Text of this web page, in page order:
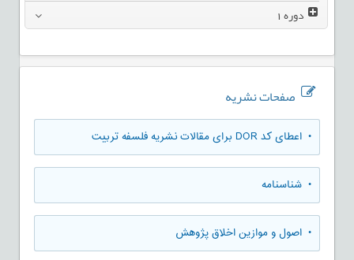
دوره1
صفحات نشریه
• اعطای کد DOR برای مقالات نشریه فلسفه تربیت
• شناسنامه
• اصول و موازین اخلاق پژوهش